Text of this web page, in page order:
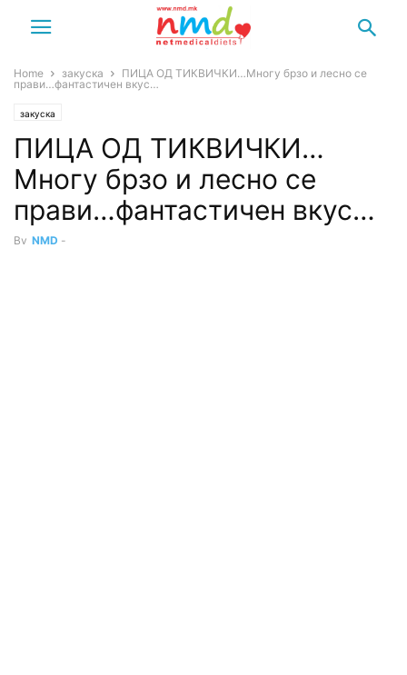
Home закуска
ПИЦА ОД ТИКВИЧКИ…Многу брзо и лесно се
прави…фантастичен вкус…
закуска
ПИЦА ОД ТИКВИЧКИ…
Многу брзо и лесно се
прави…фантастичен вкус…
By NMD -